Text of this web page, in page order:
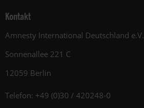
Kontakt
Amnesty International Deutschland e.V.
Sonnenallee 221 C
12059 Berlin
Telefon: +49 (0)30 / 420248-0